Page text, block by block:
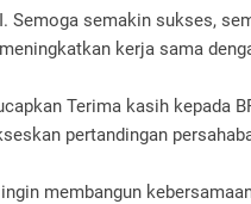
Semoga semakin sukses,
kerja sama
Terima kasih kepada
pertandingan
membangun